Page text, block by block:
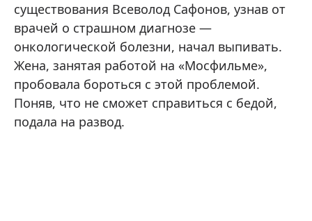
существования Всеволод Сафонов, узнав от
врачей о страшном диагнозе —
онкологической болезни, начал выпивать.
Жена, занятая работой на «Мосфильме»,
пробовала бороться с этой проблемой.
Поняв, что не сможет справиться с бедой,
подала на развод.